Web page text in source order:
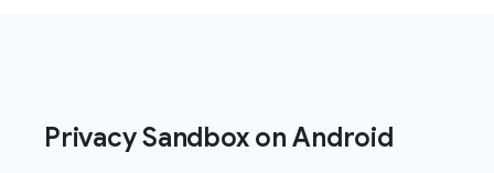
Privacy Sandbox on Android